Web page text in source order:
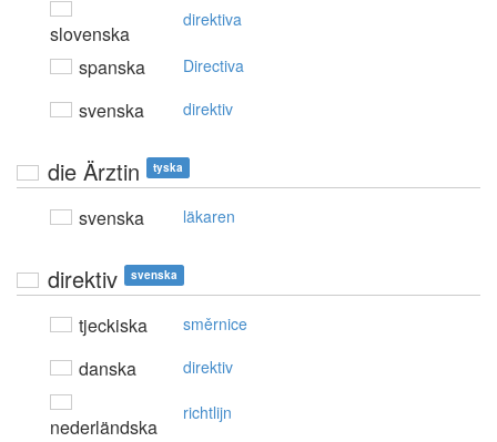
slovenska
direktiva
spanska Directiva
svenska direktiv
die Ärztin tyska
svenska läkaren
direktiv svenska
tjeckiska směrnice
danska direktiv
nederländska
richtlijn